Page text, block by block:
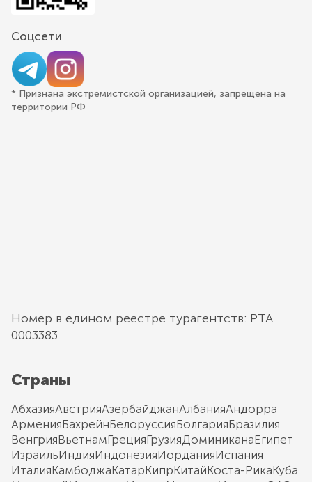
Соцсети
* Признана экстремистской организацией, запрещена на
территории РФ
Номер в едином реестре турагентств: РТА
0003383
Страны
АбхазияАвстрияАзербайджанАлбанияАндорра
АрменияБахрейнБелоруссияБолгарияБразилия
ВенгрияВьетнамГрецияГрузияДоминиканаЕгипет
ИзраильИндияИндонезияИорданияИспания
ИталияКамбоджаКатарКипрКитайКоста-РикаКуба